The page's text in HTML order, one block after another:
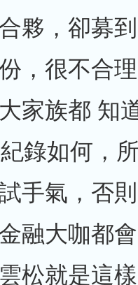
夥，卻募
，很不合
家族都 知
錄如何，
手氣，否
融大咖都
松就是這